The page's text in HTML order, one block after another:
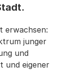
erwachsen:
junger
und
und eigener